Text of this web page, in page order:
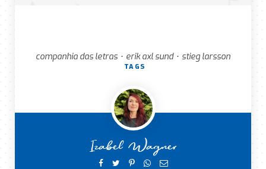
companhia das letras • erik axl sund • stieg larsson
TAGS
Izabel Wagner